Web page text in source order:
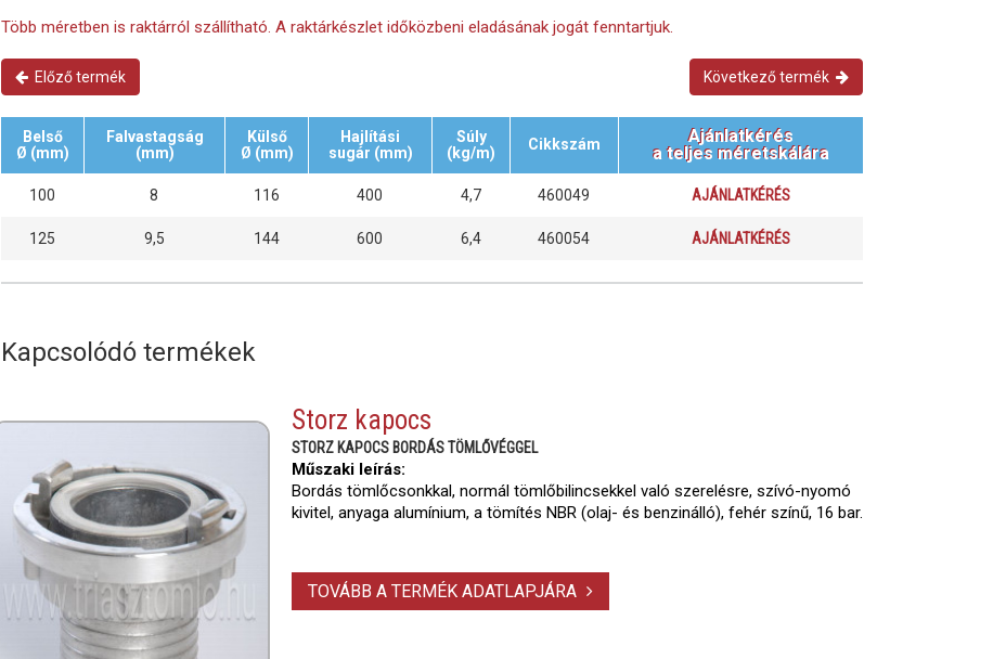
Több méretben is raktárról szállítható. A raktárkészlet időközbeni eladásának jogát fenntartjuk.
Előző termék Következő termék
Belső
Ø (mm)
Falvastagság
(mm)
Külső
Ø (mm)
Hajlítási
sugár (mm)
Súly
(kg/m)
Cikkszám
Ajánlatkérés
a teljes méretskálára
100 8 116 400 4,7 460049 AJÁNLATKÉRÉS
125 9,5 144 600 6,4 460054 AJÁNLATKÉRÉS
Kapcsolódó termékek
Storz kapocs
STORZ KAPOCS BORDÁS TÖMLŐVÉGGEL
Műszaki leírás:
Bordás tömlőcsonkkal, normál tömlőbilincsekkel való szerelésre, szívó-nyomó
kivitel, anyaga alumínium, a tömítés NBR (olaj- és benzinálló), fehér színű, 16 bar.
TOVÁBB A TERMÉK ADATLAPJÁRA